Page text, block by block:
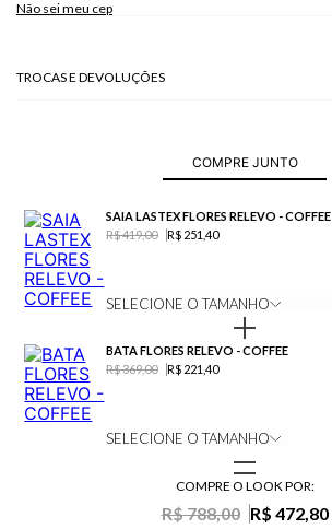
Não sei meu cep
TROCAS E DEVOLUÇÕES
COMPRE JUNTO
SAIA LASTEX FLORES RELEVO - COFFEE
R$ 419,00
R$ 251,40
SELECIONE O TAMANHO
BATA FLORES RELEVO - COFFEE
R$ 369,00
R$ 221,40
SELECIONE O TAMANHO
COMPRE O LOOK POR:
R$ 788,00 R$ 472,80